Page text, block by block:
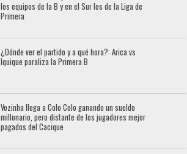
los equipos de la B y en el Sur los de la Liga de
Primera
¿Dónde ver el partido y a qué hora?: Arica vs
Iquique paraliza la Primera B
Vozinha llega a Colo Colo ganando un sueldo
millonario, pero distante de los jugadores mejor
pagados del Cacique